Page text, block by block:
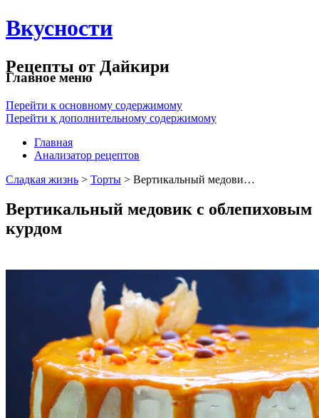
Вкусности
Рецепты от Дайкири
Главное меню
Перейти к основному содержимому
Перейти к дополнительному содержимому
Главная
Анализатор рецептов
Сладкая жизнь > Торты > Вертикальный медови…
Вертикальный медовик с облепиховым
курдом